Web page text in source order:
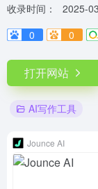
收录时间：
2025-
0
0
打开网站
AI写作工具
Jounce AI